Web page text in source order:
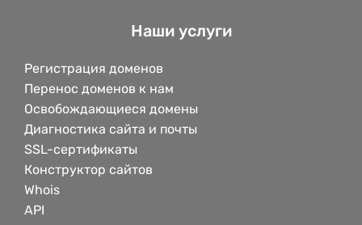
Наши услуги
Регистрация доменов
Перенос доменов к нам
Освобождающиеся домены
Диагностика сайта и почты
SSL-сертификаты
Конструктор сайтов
Whois
API